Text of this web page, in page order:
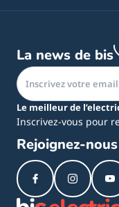
La news de bis
Le meilleur de
Inscrivez-vous pour
Rejoignez-